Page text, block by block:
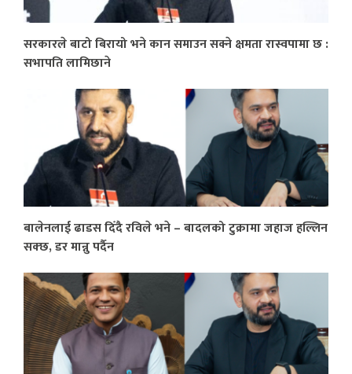
सरकारले बाटो बिरायो भने कान समाउन सक्ने क्षमता रास्वपामा छ :
सभापति लामिछाने
बालेनलाई ढाडस दिँदै रविले भने – बादलको टुक्रामा जहाज हल्लिन
सक्छ, डर मान्नु पर्दैन